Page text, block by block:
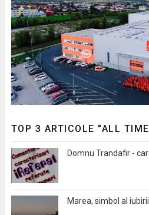
TOP 3 ARTICOLE "ALL
Domnu Trandafir -
Marea, simbol al